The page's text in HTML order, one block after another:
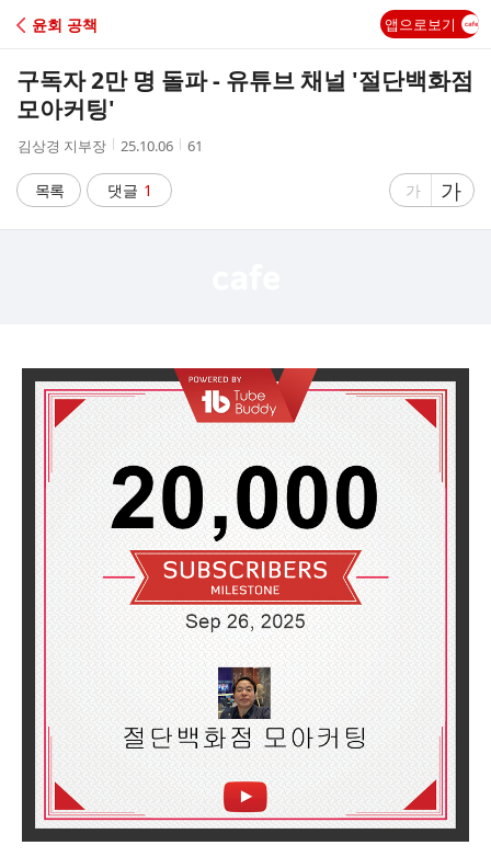
C
윤회 공책 앱으로보기
구독자 2만 명 돌파 - 유튜브 채널 '절단백화점
모아커팅'
작
자
김상경 지부장
작
시
간
25.10.06
조
61
목록 댓글 1
글
가
글
자
가